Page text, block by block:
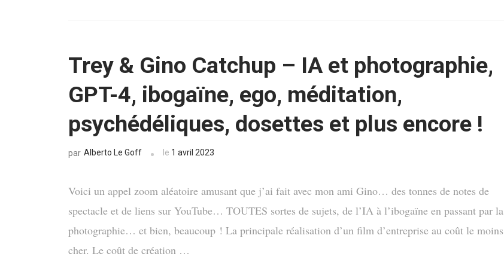
Trey & Gino Catchup – IA et photographie,
GPT-4, ibogaïne, ego, méditation,
psychédéliques, dosettes et plus encore !
par Alberto Le Goff le 1 avril 2023
Voici un appel zoom aléatoire amusant que j’ai fait avec mon ami Gino… des tonnes de notes de
spectacle et de liens sur YouTube… TOUTES sortes de sujets, de l’IA à l’ibogaïne en passant par la
photographie… et bien, beaucoup ! La principale réalisation d’un film d’entreprise au coût le moins
cher. Le coût de création …